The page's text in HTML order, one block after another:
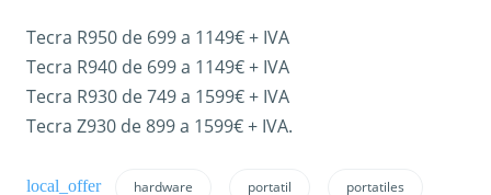
Tecra R950 de 699 a 1149€ + IVA
Tecra R940 de 699 a 1149€ + IVA
Tecra R930 de 749 a 1599€ + IVA
Tecra Z930 de 899 a 1599€ + IVA.
hardware portatil portatiles